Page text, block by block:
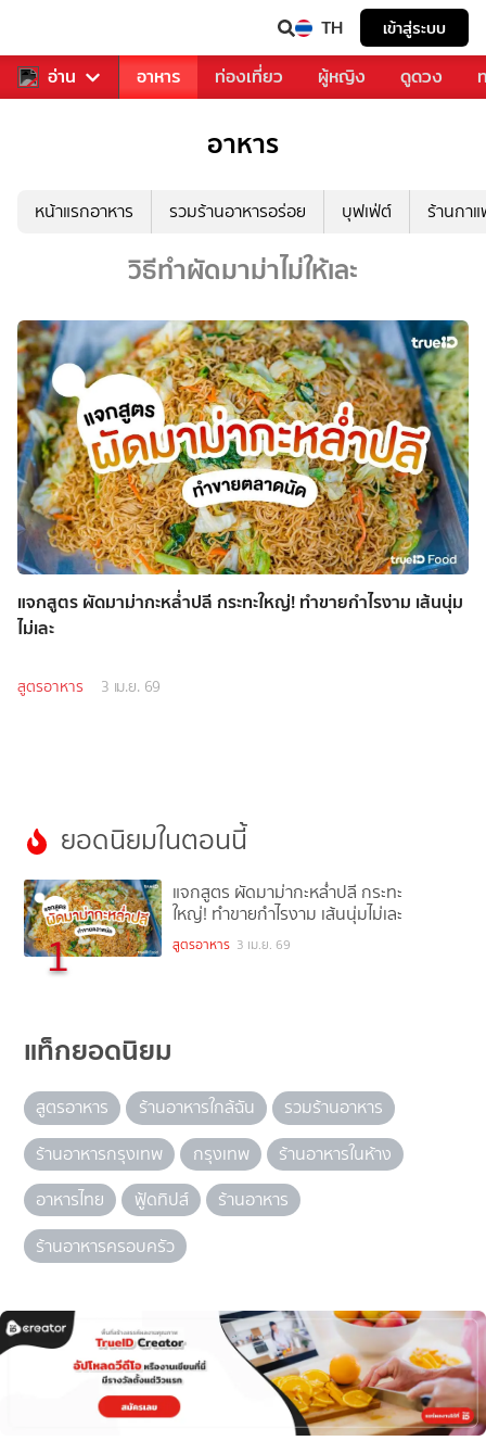
TH เข้าสู่ระบบ
อ่าน
รวงการเพลง อาหาร ท่องเที่ยว ผู้หญิง ดูดวง
อาหาร
หน้าแรกอาหาร รวมร้านอาหารอร่อย บุฟเฟ่ต์ ร้านกา
วิธีทำผัดมาม่าไม่ให้เละ
แจกสูตร ผัดมาม่ากะหล่ำปลี กระทะใหญ่! ทำขายกำไรงาม เส้นนุ่ม
ไม่เละ
สูตรอาหาร 3 เม.ย. 69
ยอดนิยมในตอนนี้
1
แจกสูตร ผัดมาม่ากะหล่ำปลี กระทะ
ใหญ่! ทำขายกำไรงาม เส้นนุ่มไม่เละ
สูตรอาหาร 3 เม.ย. 69
แท็กยอดนิยม
สูตรอาหาร ร้านอาหารใกล้ฉัน
รวมร้านอาหาร
ร้านอาหารกรุงเทพ
กรุงเทพ
ร้านอาหารในห้าง
อาหารไทย
ฟู้ดทิปส์
ร้านอาหาร
ร้านอาหารครอบครัว